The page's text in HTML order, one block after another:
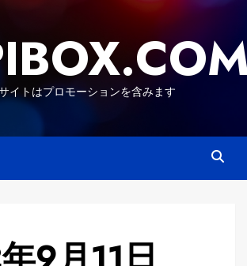
イトはプロモーションを含みます